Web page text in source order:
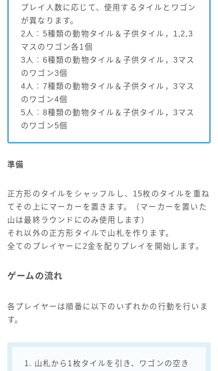
プレイ人数に応じて、使用するタイルとワゴン
が異なります。
2人︰5種類の動物タイル＆子供タイル，1,2,3
マスのワゴン各1個
3人︰6種類の動物タイル＆子供タイル，3マス
のワゴン3個
4人︰7種類の動物タイル＆子供タイル，3マス
のワゴン4個
5人︰8種類の動物タイル＆子供タイル，3マス
のワゴン5個
準備
正方形のタイルをシャッフルし、15枚のタイルを重ね
てその上にマーカーを置きます。（マーカーを置いた
山は最終ラウンドにのみ使用します）
それ以外の正方形タイルで山札を作ります。
全てのプレイヤーに2金を配りプレイを開始します。
ゲームの流れ
各プレイヤーは順番に以下のいずれかの行動を行いま
す。
1. 山札から1枚タイルを引き、ワゴンの空き